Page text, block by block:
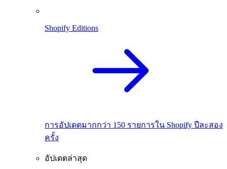
Shopify Editions
การอัปเดตมากกว่า 150 รายการใน Shopify ปีละสอง
ครั้ง
อัปเดตล่าสุด